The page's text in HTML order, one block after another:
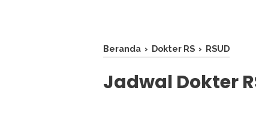
Beranda › Dokter RS › RSUD
Jadwal Dokter